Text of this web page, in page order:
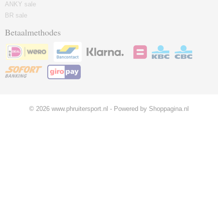
ANKY sale
BR sale
Betaalmethodes
© 2026 www.phruitersport.nl - Powered by Shoppagina.nl